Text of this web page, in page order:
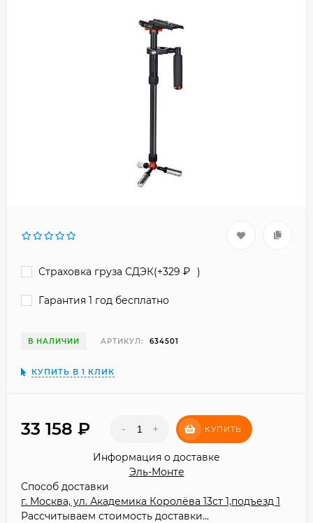
Страховка груза СДЭК(+329 )
Гарантия 1 год бесплатно
В НАЛИЧИИ АРТИКУЛ: 634501
КУПИТЬ В 1 КЛИК
33 158 - + КУПИТЬ
Информация о доставке
Эль-Монте
Способ доставки
г. Москва, ул. Академика Королёва 13ст 1,подъезд 1
Рассчитываем стоимость доставки...